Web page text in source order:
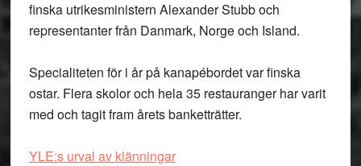
finska utrikesministern Alexander Stubb och
representanter från Danmark, Norge och Island.
Specialiteten för i år på kanapébordet var finska
ostar. Flera skolor och hela 35 restauranger har varit
med och tagit fram årets banketträtter.
YLE:s urval av klänningar